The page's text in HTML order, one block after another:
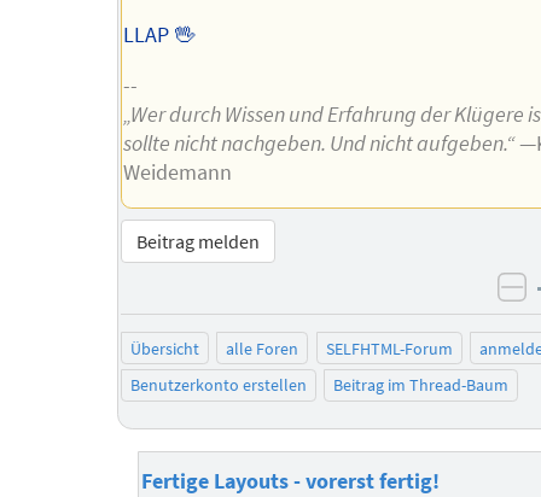
LLAP 🖖
--
„Wer durch Wissen und Erfahrung der Klügere
sollte nicht nachgeben. Und nicht aufgeben.“
Weidemann
Beitrag melden
Übersicht alle Foren SELFHTML-Forum
Benutzerkonto erstellen
Beitrag im Thread-Baum
Fertige Layouts - vorerst fertig!